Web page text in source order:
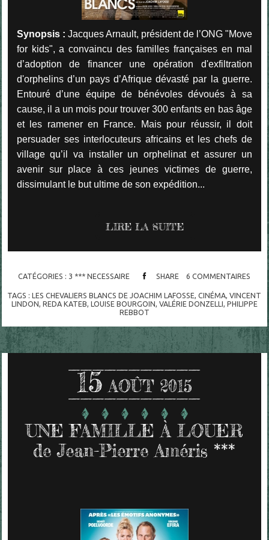
Synopsis : Jacques Arnault, président de l’ONG "Move
for kids", a convaincu des familles françaises en mal
d’adoption de financer une opération d'exfiltration
d'orphelins d’un pays d’Afrique dévasté par la guerre.
Entouré d’une équipe de bénévoles dévoués à sa
cause, il a un mois pour trouver 300 enfants en bas âge
et les ramener en France. Mais pour réussir, il doit
persuader ses interlocuteurs africains et les chefs de
village qu’il va installer un orphelinat et assurer un
avenir sur place à ces jeunes victimes de guerre,
dissimulant le but ultime de son expédition...
LIRE LA SUITE
CATÉGORIES : 3 *** NECESSAIRE SHARE 6 COMMENTAIRES
TAGS :LES CHEVALIERS BLANCS DE JOACHIM LAFOSSE,CINÉMA,VINCENT
LINDON, REDA KATEB, LOUISE BOURGOIN, VALÉRIE DONZELLI, PHILIPPE
REBBOT
15 AOÛT 2015
UNE FAMILLE À LOUER
de Jean-Pierre Améris ***